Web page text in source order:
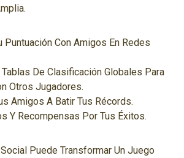
Puntuación Con Amigos En Redes
De Clasificación Globales Para
Otros Jugadores.
Amigos A Batir Tus Récords.
Y Recompensas Por Tus Éxitos.
Puede Transformar Un Juego